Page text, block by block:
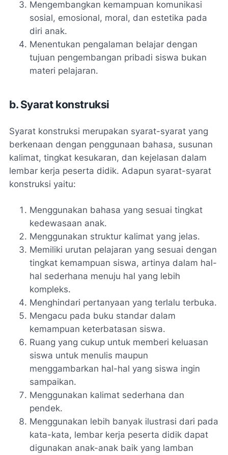
Mengembangkan kemampuan komunikasi
sosial, emosional, moral, dan estetika pada
diri anak.
Menentukan pengalaman belajar dengan
tujuan pengembangan pribadi siswa bukan
materi pelajaran.
b. Syarat konstruksi
Syarat konstruksi merupakan syarat-syarat yang
berkenaan dengan penggunaan bahasa, susunan
kalimat, tingkat kesukaran, dan kejelasan dalam
lembar kerja peserta didik. Adapun syarat-syarat
konstruksi yaitu:
Menggunakan bahasa yang sesuai tingkat
kedewasaan anak.
Menggunakan struktur kalimat yang jelas.
Memiliki urutan pelajaran yang sesuai dengan
tingkat kemampuan siswa, artinya dalam hal-
hal sederhana menuju hal yang lebih
kompleks.
Menghindari pertanyaan yang terlalu terbuka.
Mengacu pada buku standar dalam
kemampuan keterbatasan siswa.
Ruang yang cukup untuk memberi keluasan
siswa untuk menulis maupun
menggambarkan hal-hal yang siswa ingin
sampaikan.
Menggunakan kalimat sederhana dan
pendek.
Menggunakan lebih banyak ilustrasi dari pada
kata-kata, lembar kerja peserta didik dapat
digunakan anak-anak baik yang lamban